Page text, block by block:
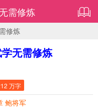
需修炼
修炼
无需修炼
万字
鲍将军